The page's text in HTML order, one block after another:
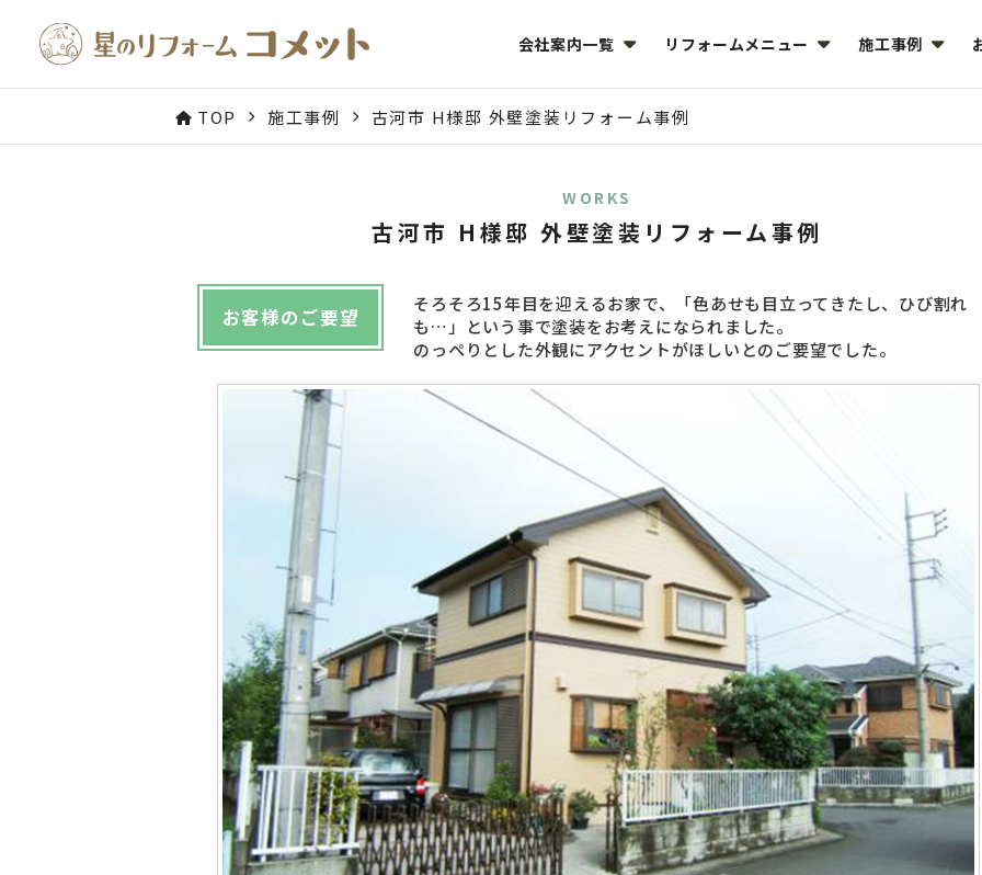
会社案内一覧 リフォームメニュー 施工事例
TOP 施工事例 古河市 H様邸 外壁塗装リフォーム事例
WORKS
古河市 H様邸 外壁塗装リフォーム事例
お客様のご要望
そろそろ15年目を迎えるお家で、「色あせも目立ってきたし、ひび割れ
も…」という事で塗装をお考えになられました。
のっぺりとした外観にアクセントがほしいとのご要望でした。